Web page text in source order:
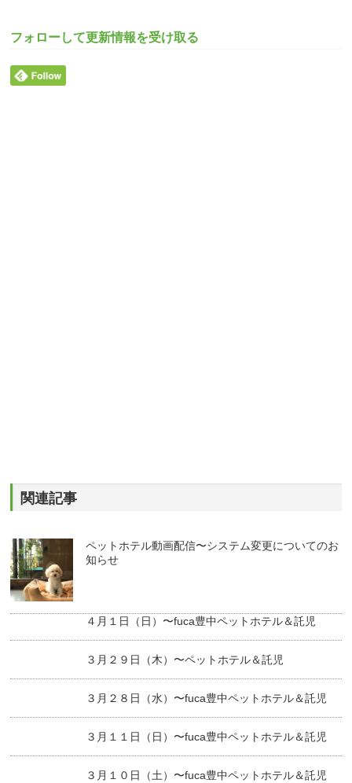
フォローして更新情報を受け取る
関連記事
ペットホテル動画配信〜システム変更についてのお
知らせ
４月１日（日）〜fuca豊中ペットホテル＆託児
３月２９日（木）〜ペットホテル＆託児
３月２８日（水）〜fuca豊中ペットホテル＆託児
３月１１日（日）〜fuca豊中ペットホテル＆託児
３月１０日（土）〜fuca豊中ペットホテル＆託児